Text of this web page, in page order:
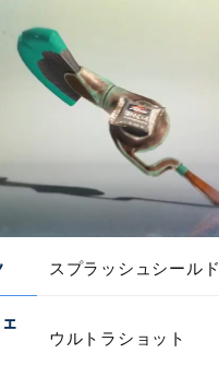
スプラッシュシールド
ウルトラショット